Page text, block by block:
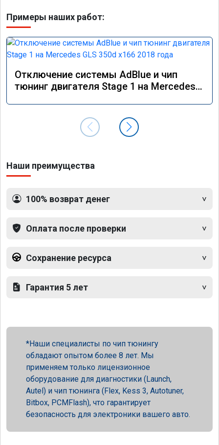
Примеры наших работ:
Отключение системы AdBlue и чип
тюнинг двигателя Stage 1 на Mercedes
Наши преимущества
100% возврат денег
Оплата после проверки
Сохранение ресурса
Гарантия 5 лет
Наши специалисты по чип тюнингу
обладают опытом более 8 лет. Мы
применяем только лицензионное
оборудование для диагностики (Launch,
Autel) и чип тюнинга (Flex, Kess 3, Autotuner,
Bitbox, PCMFlash), что гарантирует
безопасность для электроники вашего авто.